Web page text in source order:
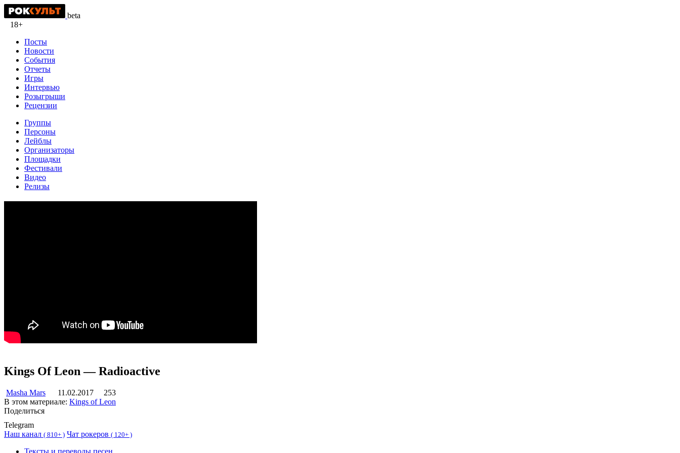
beta
18+
Посты
Новости
События
Отчеты
Игры
Интервью
Розыгрыши
Рецензии
Группы
Персоны
Лейблы
Организаторы
Площадки
Фестивали
Видео
Релизы
Kings Of Leon — Radioactive
Masha Mars 11.02.2017
253
В этом материале: Kings of Leon
Поделиться
Telegram
Наш канал ( 810+ ) Чат рокеров ( 120+ )
Тексты и переводы песен